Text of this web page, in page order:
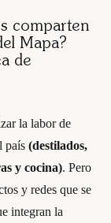
comparten
Mapa?
de
la labor de
país (destilados,
y cocina). Pero
y redes que se
integran la